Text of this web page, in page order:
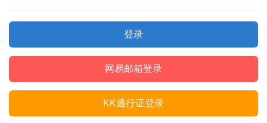
登录
网易邮箱登录
KK通行证登录